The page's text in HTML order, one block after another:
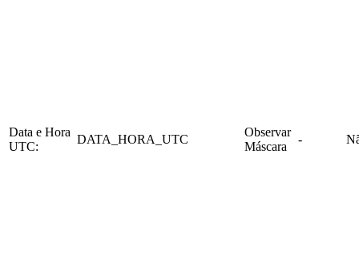
Data e Hora
UTC:
DATA_HORA_UTC
Observar
Máscara
-